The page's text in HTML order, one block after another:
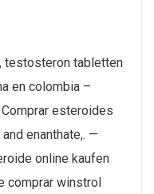
testosteron tabletten
en colombia –
esteroides
enanthate,. —
online kaufen
comprar winstrol